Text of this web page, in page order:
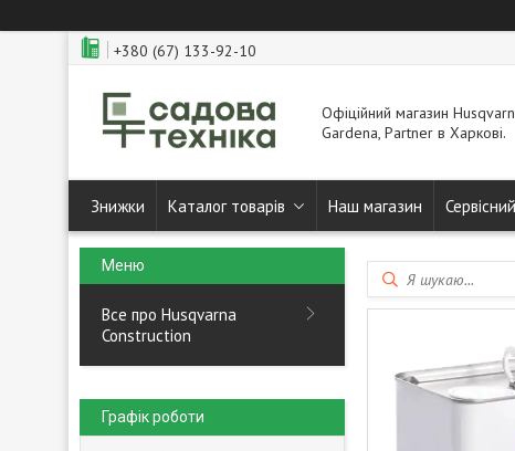
+380 (67) 133-92-10
Офіційний магазин
Gardena, Partner в Харкові.
Знижки Каталог товарів Наш магазин
Все про Husqvarna
Construction
Графік роботи